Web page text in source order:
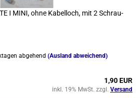
I MINI, ohne Ka­bel­loch, mit 2 Schrau­
abgehend (Ausland abweichend)
1,90 EUR
inkl. 19% MwSt. zzgl. Versand